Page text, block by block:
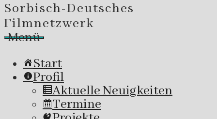
Sorbisch-Deutsches
Filmnetzwerk
Menü
Start
Profil
Aktuelle Neuigkeiten
Termine